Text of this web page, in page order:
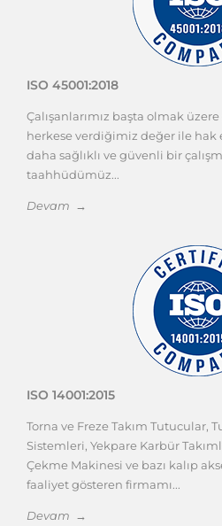
ISO 45001:2018
Çalışanlarımız başta olmak
herkese verdiğimiz değer ile hak
daha sağlıklı ve güvenli bir
taahhüdümüz...
Devam →
ISO 14001:2015
Torna ve Freze Takım Tutucular,
Sistemleri, Yekpare Karbür
Çekme Makinesi ve bazı kalıp
faaliyet gösteren firmamı...
Devam →